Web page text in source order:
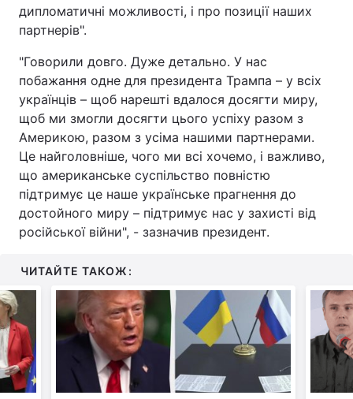
дипломатичні можливості, і про позиції наших
партнерів".
"Говорили довго. Дуже детально. У нас
побажання одне для президента Трампа – у всіх
українців – щоб нарешті вдалося досягти миру,
щоб ми змогли досягти цього успіху разом з
Америкою, разом з усіма нашими партнерами.
Це найголовніше, чого ми всі хочемо, і важливо,
що американське суспільство повністю
підтримує це наше українське прагнення до
достойного миру – підтримує нас у захисті від
російської війни", - зазначив президент.
ЧИТАЙТЕ ТАКОЖ: